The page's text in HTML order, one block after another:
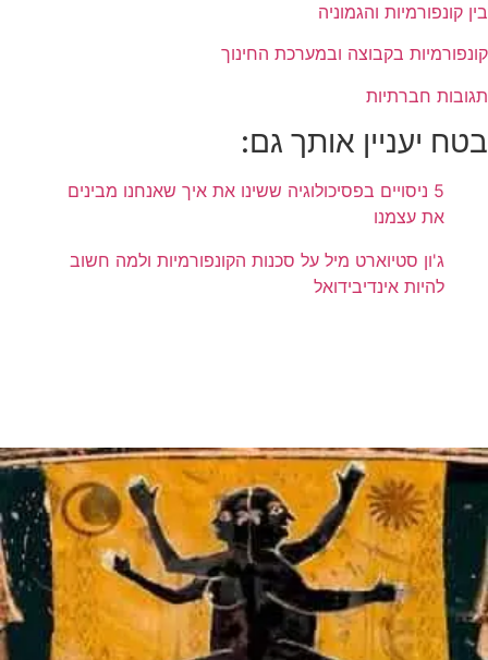
בין קונפורמיות והגמוניה
קונפורמיות בקבוצה ובמערכת החינוך
תגובות חברתיות
בטח יעניין אותך גם:
5 ניסויים בפסיכולוגיה ששינו את איך שאנחנו מבינים
את עצמנו
ג'ון סטיוארט מיל על סכנות הקונפורמיות ולמה חשוב
להיות אינדיבידואל